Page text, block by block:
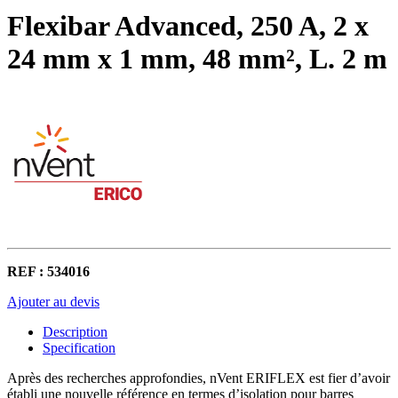
Flexibar Advanced, 250 A, 2 x
24 mm x 1 mm, 48 mm², L. 2 m
REF : 534016
Ajouter au devis
Description
Specification
Après des recherches approfondies, nVent ERIFLEX est fier d’avoir
établi une nouvelle référence en termes d’isolation pour barres